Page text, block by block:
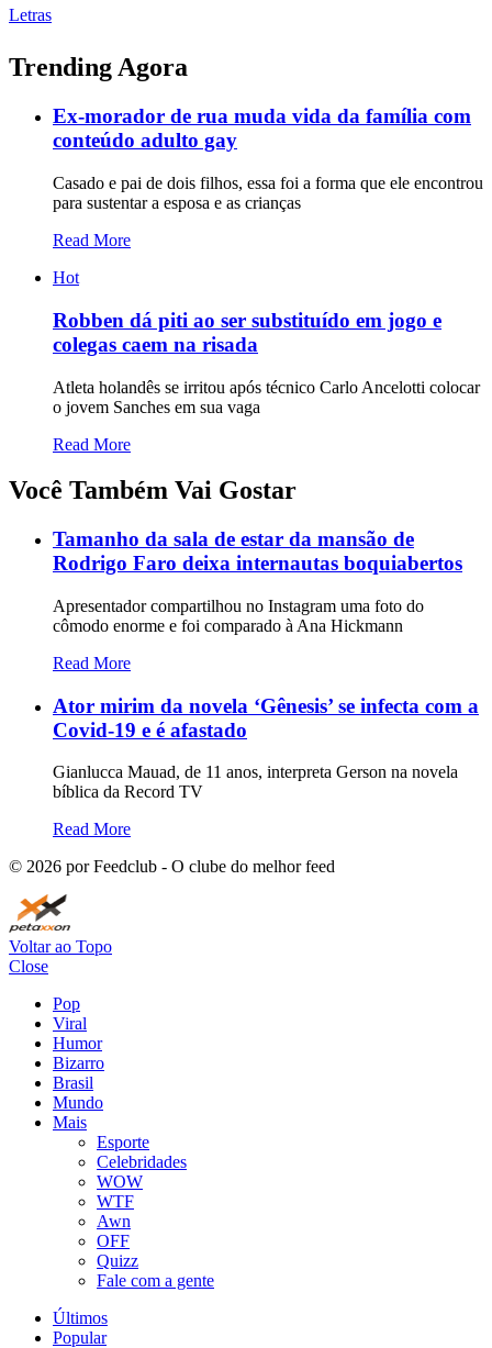
Letras
Trending Agora
Ex-morador de rua muda vida da família com
conteúdo adulto gay
Casado e pai de dois filhos, essa foi a forma que ele encontrou
para sustentar a esposa e as crianças
Read More
Hot
Robben dá piti ao ser substituído em jogo e
colegas caem na risada
Atleta holandês se irritou após técnico Carlo Ancelotti colocar
o jovem Sanches em sua vaga
Read More
Você Também Vai Gostar
Tamanho da sala de estar da mansão de
Rodrigo Faro deixa internautas boquiabertos
Apresentador compartilhou no Instagram uma foto do
cômodo enorme e foi comparado à Ana Hickmann
Read More
Ator mirim da novela ‘Gênesis’ se infecta com a
Covid-19 e é afastado
Gianlucca Mauad, de 11 anos, interpreta Gerson na novela
bíblica da Record TV
Read More
© 2026 por Feedclub - O clube do melhor feed
Voltar ao Topo
Close
Pop
Viral
Humor
Bizarro
Brasil
Mundo
Mais
Esporte
Celebridades
WOW
WTF
Awn
OFF
Quizz
Fale com a gente
Últimos
Popular